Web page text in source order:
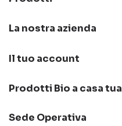
La nostra azienda
Il tuo account
Prodotti Bio a casa tua
Sede Operativa